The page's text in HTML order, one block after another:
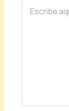
aquí...